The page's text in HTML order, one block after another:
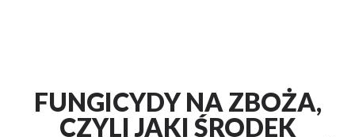
FUNGICYDY NA ZBOŻA,
CZYLI JAKI ŚRODEK